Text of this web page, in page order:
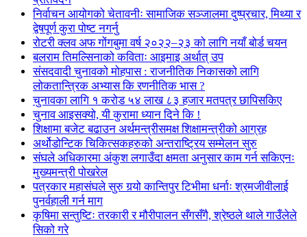
निर्वाचन आयोगको चेतावनीः सामाजिक सञ्जालमा दुष्प्रचार, मिथ्या र
द्वेषपूर्ण कुरा पोष्ट नगर्नु
रोटरी क्लव अफ गोंगबुमा वर्ष २०२२–२३ को लागि नयाँ बोर्ड चयन
बलराम तिमल्सिनाको कविताः आइमाइ अर्थात् उप
संसदवादी चुनावको मोहपास : राजनीतिक निकासको लागि
लोकतान्त्रिक अभ्यास कि रणनीतिक भास ?
चुनावका लागि १ करोड ५४ लाख ८३ हजार मतपत्र छापिसकिए
चुनाव आइसक्यो, यी कुरामा ध्यान दिने कि !
शिक्षामा बजेट बढाउन अर्थमन्त्रीसमक्ष शिक्षामन्त्रीको आग्रह
अर्थोडोन्टिक चिकित्सकहरुको अन्तराष्ट्रिय सम्मेलन सुरु
संघले अधिकारमा अंकुश लगाउँदा क्षमता अनुसार काम गर्न सकिएनः
मुख्यमन्त्री पोखरेल
पत्रकार महासंघले सुरु गर्‍यो कान्तिपुर टिभीमा धर्नाः श्रमजीवीलाई
पुनर्वहाली गर्न माग
कृषिमा सन्तुष्टिः तरकारी र मौरीपालन सँगसँगै, श्रेष्ठले थाले गाउँलेले
सिको गरे